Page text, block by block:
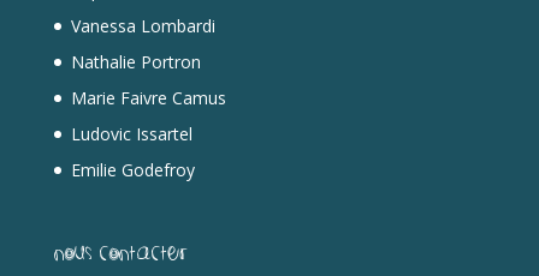
Vanessa Lombardi
Nathalie Portron
Marie Faivre Camus
Ludovic Issartel
Emilie Godefroy
Nous contacter